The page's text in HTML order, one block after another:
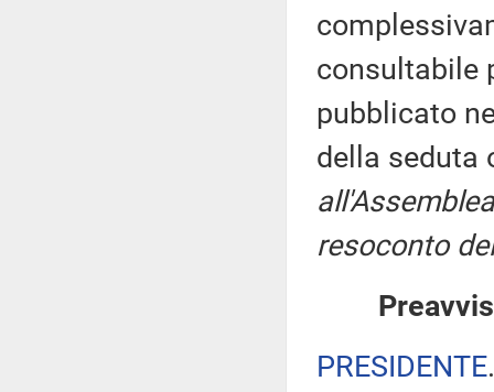
consultabile
pubblicato
della seduta
resoconto
PRESIDENTE